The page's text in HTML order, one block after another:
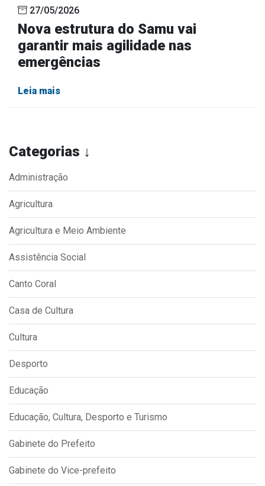
Categorias ↓
Administração
Agricultura
Agricultura e Meio Ambiente
Assistência Social
Canto Coral
Casa de Cultura
Cultura
Desporto
Educação
Educação, Cultura, Desporto e Turismo
Gabinete do Prefeito
Gabinete do Vice-prefeito
27/05/2026
Nova estrutura do Samu vai
garantir mais agilidade nas
emergências
Leia mais